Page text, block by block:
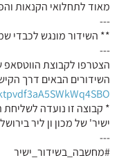
מאוד לתחלואי הקנאות
---
** השידור מונגש לכבדי
---
הצטרפו לקבוצת הווטסאפ
השידורים הבאים דרך
* קבוצה זו נועדה
ישיר' של מכון ון ליר
---
#מחשבה_בשידור_ישיר